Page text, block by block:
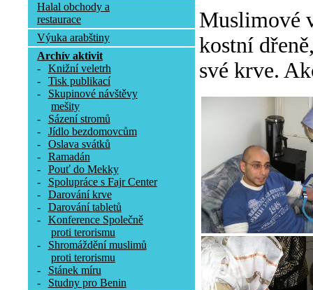
Halal obchody a
restaurace
Výuka arabštiny
Archív aktivit
-
Knižní veletrh
-
Tisk publikací
-
Skupinové návštěvy
mešity
-
Sázení stromů
-
Jídlo bezdomovcům
-
Oslava svátků
-
Ramadán
-
Pouť do Mekky
-
Spolupráce s Fajr Center
-
Darování krve
-
Darování tabletů
-
Konference Společně
proti terorismu
-
Shromáždění muslimů
proti terorismu
-
Stánek míru
-
Studny pro Benin
Muslimové
kostní
své krve.